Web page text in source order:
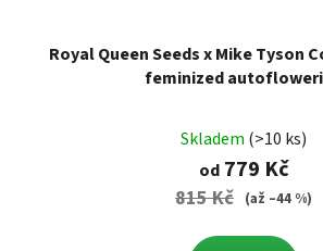
Royal Queen Seeds x Mike Tyson
feminized
Skladem (>10 ks)
od779 Kč
815 Kč (až –44 %)